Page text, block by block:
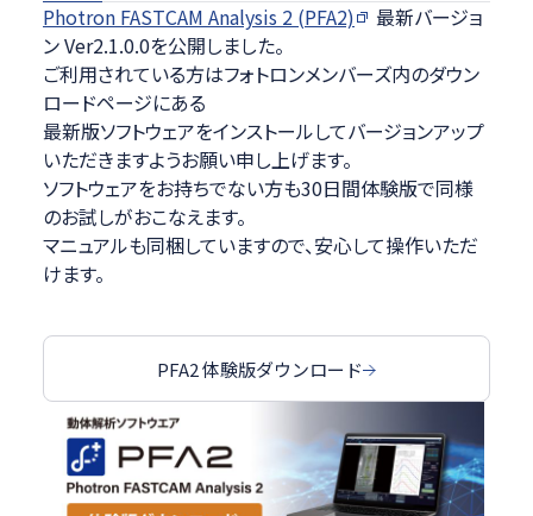
Photron FASTCAM Analysis 2 (PFA2) 最新バージョ
ン Ver2.1.0.0を公開しました。
ご利用されている方はフォトロンメンバーズ内のダウン
ロードページにある
最新版ソフトウェアをインストールしてバージョンアップ
いただきますようお願い申し上げます。
ソフトウェアをお持ちでない方も30日間体験版で同様
のお試しがおこなえます。
マニュアルも同梱していますので、安心して操作いただ
けます。
PFA2 体験版ダウンロード